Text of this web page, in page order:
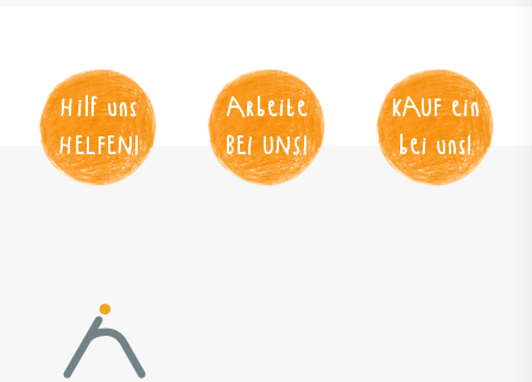
Hilf uns
HELFEN!
Arbeite
BEI UNS!
KAUF ein
bei uns!